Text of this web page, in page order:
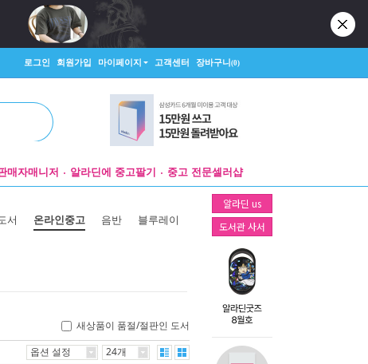
로그인 회원가입 마이페이지 고객센터 장바구니(0)
매자매니저 알라딘에 중고팔기 중고 전문셀러샵
알라딘 us
도서관 사서
서 온라인중고 음반 블루레이
새상품이 품절/절판인 도서
옵션 설정 24개